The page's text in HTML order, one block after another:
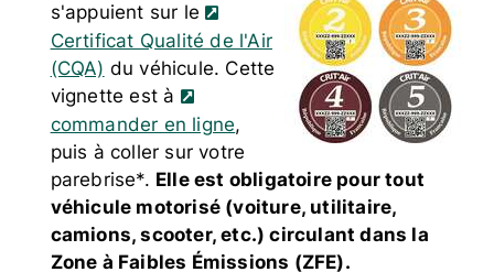
s'appuient sur le
Certificat Qualité de l'Air
(CQA) du véhicule. Cette
vignette est à
commander en ligne,
puis à coller sur votre
parebrise*. Elle est obligatoire pour tout
véhicule motorisé (voiture, utilitaire,
camions, scooter, etc.) circulant dans la
Zone à Faibles Émissions (ZFE).